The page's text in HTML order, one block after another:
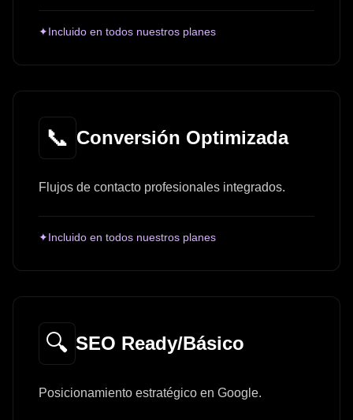
✦Incluido en todos nuestros planes
📞 Conversión Optimizada
Flujos de contacto profesionales integrados.
✦Incluido en todos nuestros planes
🔍 SEO Ready/Básico
Posicionamiento estratégico en Google.